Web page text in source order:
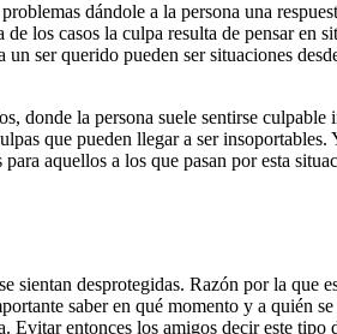
dándole a la persona una
los casos la culpa resulta de pensar en
ser querido pueden ser situaciones
donde la persona suele sentirse culpable
que pueden llegar a ser insoportables.
aquellos a los que pasan por esta
sientan desprotegidas. Razón por la que
saber en qué momento y a quién
entonces los amigos decir este tipo